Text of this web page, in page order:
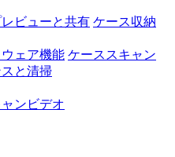
ビューと共有 ケース収納
ェア機能 ケーススキャン
と清掃
ンビデオ